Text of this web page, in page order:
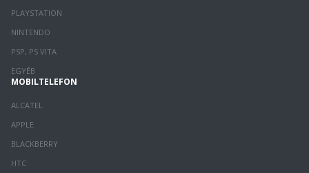
PLAYSTATION
NINTENDO
PSP, PS VITA
EGYÉB
MOBILTELEFON
ALCATEL
APPLE
BLACKBERRY
HTC